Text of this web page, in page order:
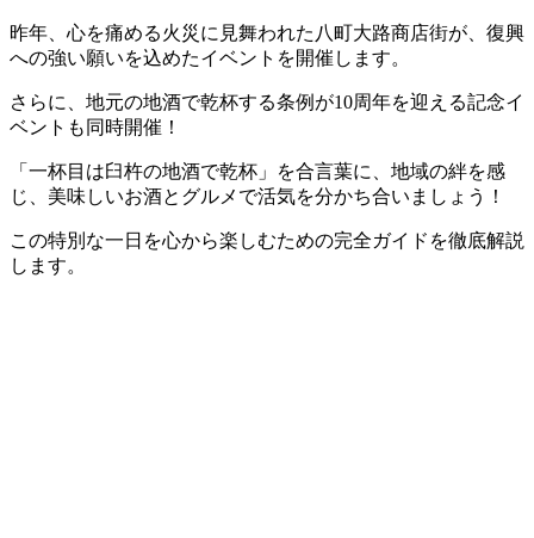
昨年、心を痛める火災に見舞われた八町大路商店街が、復興
への強い願いを込めたイベントを開催します。
さらに、地元の地酒で乾杯する条例が10周年を迎える記念イ
ベントも同時開催！
「一杯目は臼杵の地酒で乾杯」を合言葉に、地域の絆を感
じ、美味しいお酒とグルメで活気を分かち合いましょう！
この特別な一日を心から楽しむための完全ガイドを徹底解説
します。